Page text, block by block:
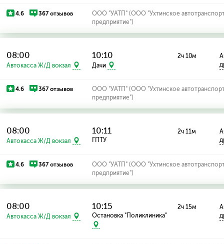
4.6 367 отзывов
ООО "УАТП" (ООО "Ухтинское
предприятие")
08:00
Автокасса Ж/Д вокзал
10:10
Дачи
2ч 10м
4.6 367 отзывов
ООО "УАТП" (ООО "Ухтинское
предприятие")
08:00
Автокасса Ж/Д вокзал
10:11
ГПТУ
2ч 11м
4.6 367 отзывов
ООО "УАТП" (ООО "Ухтинское
предприятие")
08:00
Автокасса Ж/Д вокзал
10:15
Остановка "Поликлиника"
2ч 15м